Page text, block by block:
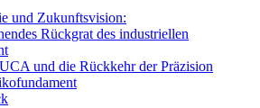
und Zukunftsvision:
Rückgrat des industriellen
und die Rückkehr der Präzision